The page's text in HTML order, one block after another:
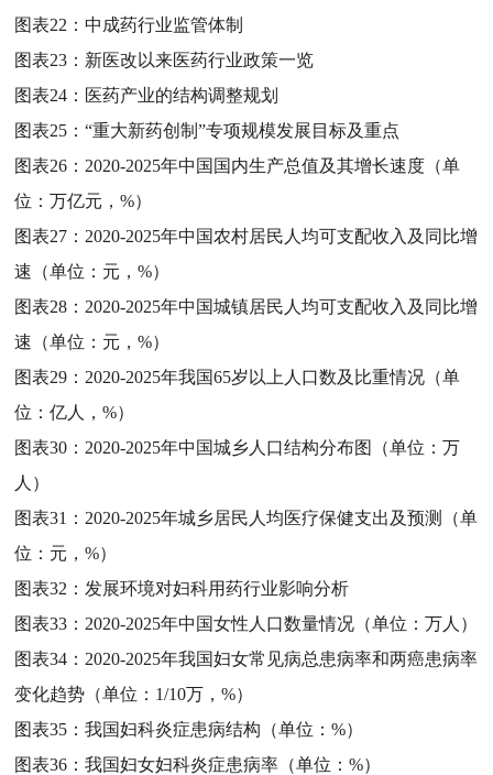
图表22：中成药行业监管体制
图表23： 新医改以来医药行业政策一览
图表24： 医药产业的结构调整规划
图表25：“重大新药创制”专项规模发展目标及重点
图表26： 2020-2025年中国国内生产总值及其增长速度（单
位：万亿元，%）
图表27： 2020-2025年中国农村居民人均可支配收入及同比增
速（单位：元，%）
图表28： 2020-2025年中国城镇居民人均可支配收入及同比增
速（单位：元，%）
图表29： 2020-2025年我国65岁以上人口数及比重情况（单
位：亿人，%）
图表30： 2020-2025年中国城乡人口结构分布图（单位：万
人）
图表31： 2020-2025年城乡居民人均医疗保健支出及预测（单
位：元，%）
图表32： 发展环境对妇科用药行业影响分析
图表33： 2020-2025年中国女性人口数量情况（单位：万人）
图表34： 2020-2025年我国妇女常见病总患病率和两癌患病率
变化趋势（单位：1/10万，%）
图表35：我国妇科炎症患病结构（单位：%）
图表36：我国妇女妇科炎症患病率（单位：%）